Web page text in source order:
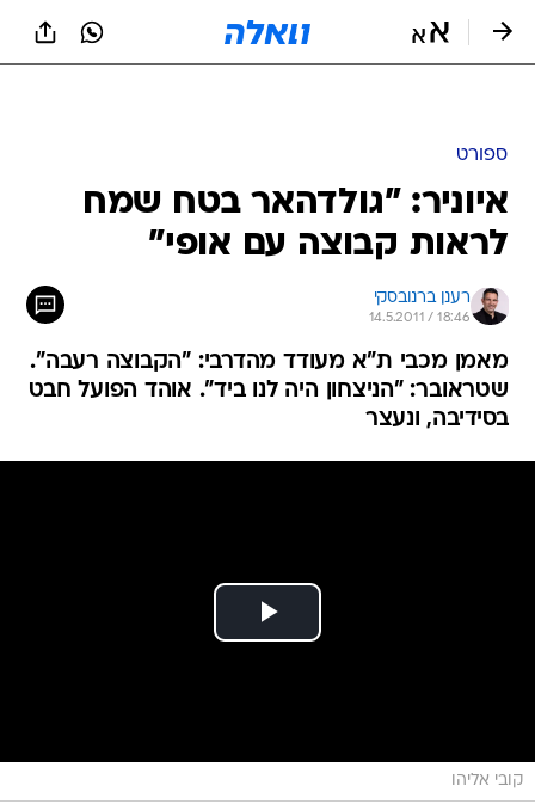
ספורט
איוניר: "גולדהאר בטח שמח
לראות קבוצה עם אופי"
רענן ברנובסקי
14.5.2011 / 18:46
מאמן מכבי ת"א מעודד מהדרבי: "הקבוצה רעבה".
שטראובר: "הניצחון היה לנו ביד". אוהד הפועל חבט
בסידיבה, ונעצר
קובי אליהו